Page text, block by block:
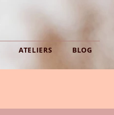
ATELIERS BLOG